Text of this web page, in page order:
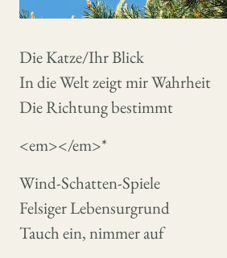
Die Katze/Ihr Blick
In die Welt zeigt mir Wahrheit
Die Richtung bestimmt
<em></em>*
Wind-Schatten-Spiele
Felsiger Lebensurgrund
Tauch ein, nimmer auf